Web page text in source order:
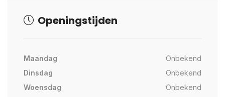
Openingstijden
Maandag
Onbekend
Dinsdag
Onbekend
Woensdag
Onbekend